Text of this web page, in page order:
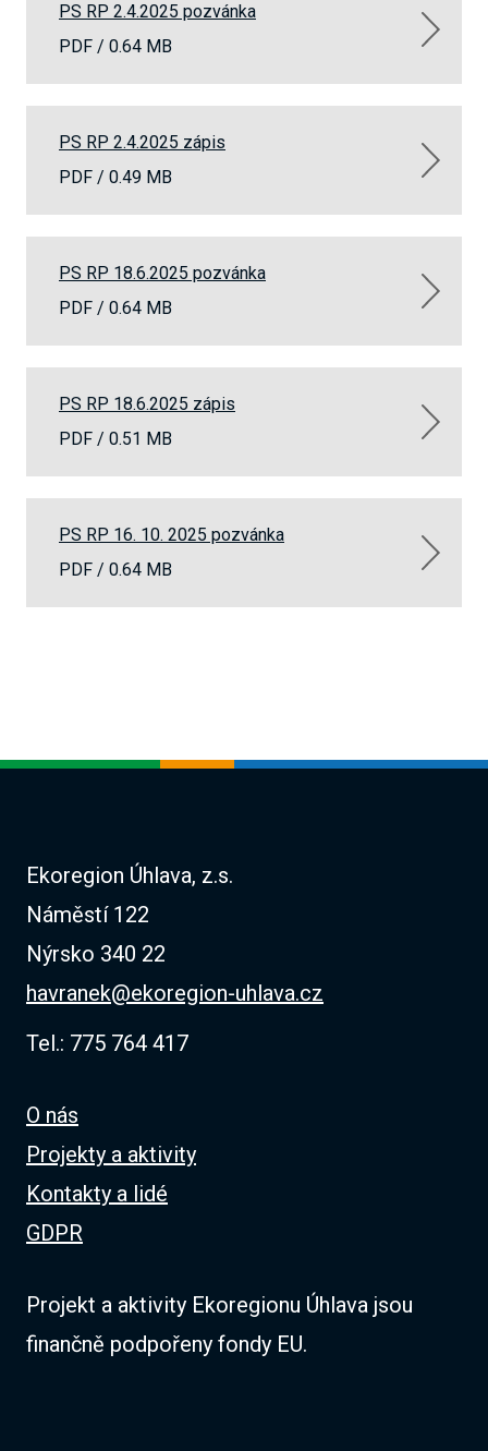
PS RP 2.4.2025 pozvánka
PDF / 0.64 MB
PS RP 2.4.2025 zápis
PDF / 0.49 MB
PS RP 18.6.2025 pozvánka
PDF / 0.64 MB
PS RP 18.6.2025 zápis
PDF / 0.51 MB
PS RP 16. 10. 2025 pozvánka
PDF / 0.64 MB
Ekoregion Úhlava, z.s.
Náměstí 122
Nýrsko 340 22
havranek@ekoregion-uhlava.cz
Tel.: 775 764 417
O nás
Projekty a aktivity
Kontakty a lidé
GDPR
Projekt a aktivity Ekoregionu Úhlava jsou
finančně podpořeny fondy EU.